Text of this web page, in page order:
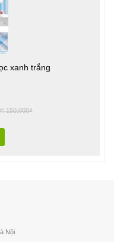
xanh trắng
150.000₫
Nội